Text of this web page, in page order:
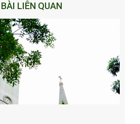
BÀI LIÊN QUAN